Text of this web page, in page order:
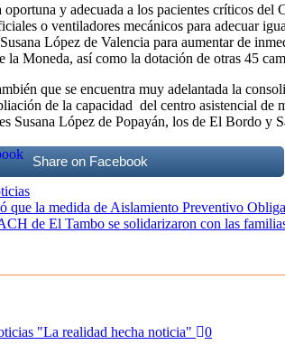
oportuna y adecuada a los pacientes críticos
o ventiladores mecánicos para adecuar
López de Valencia para aumentar de
Moneda, así como la dotación de otras 45
que se encuentra muy adelantada la
de la capacidad del centro asistencial
Susana López de Popayán, los de El Bordo y
Share on Facebook
que la medida de Aislamiento Preventivo
de El Tambo se solidarizaron con las
"La realidad hecha noticia" 0